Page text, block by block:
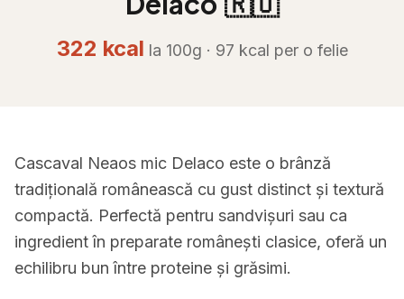
322 kcal la 100g · 97 kcal per o felie
Cascaval Neaos mic Delaco este o brânză
tradițională românească cu gust distinct și textură
compactă. Perfectă pentru sandvișuri sau ca
ingredient în preparate românești clasice, oferă un
echilibru bun între proteine și grăsimi.